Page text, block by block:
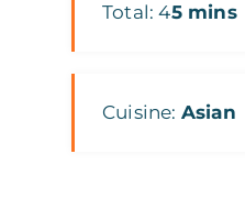
Total: 45 mins
Cuisine: Asian